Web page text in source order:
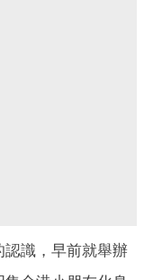
識，早前就舉辦